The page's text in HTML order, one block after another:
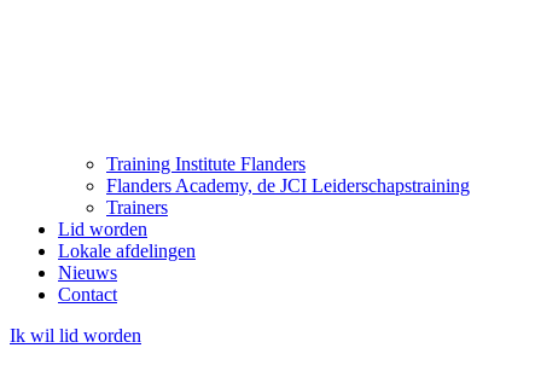
Training Institute Flanders
Flanders Academy, de JCI Leiderschapstraining
Trainers
Lid worden
Lokale afdelingen
Nieuws
Contact
Ik wil lid worden